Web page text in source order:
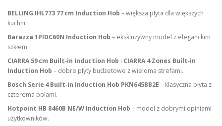
BELLING IHL773 77 cm Induction Hob – większa płyta dla większych
kuchni.
Barazza 1PIDC60N Induction Hob – ekskluzywny model z eleganckim
szkłem.
CIARRA 59 cm Built‑in Induction Hob i CIARRA 4 Zones Built‑in
Induction Hob – dobre płyty budżetowe z wieloma strefami.
Bosch Serie 4 Built‑in Induction Hob PKN645BB2E – klasyczna płyta z
czterema polami.
Hotpoint HB 8460B NE/W Induction Hob – model z dobrymi opiniami
użytkowników.